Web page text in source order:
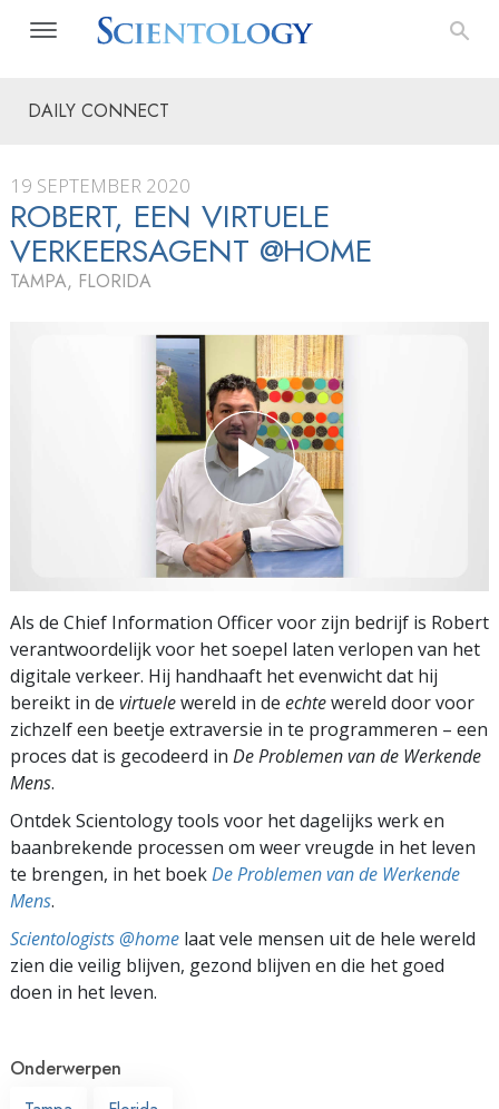
DAILY CONNECT
19 SEPTEMBER 2020
ROBERT, EEN VIRTUELE
VERKEERSAGENT @HOME
TAMPA, FLORIDA
Als de Chief Information Officer voor zijn bedrijf is Robert
verantwoordelijk voor het soepel laten verlopen van het
digitale verkeer. Hij handhaaft het evenwicht dat hij
bereikt in de virtuelewereld in de echtewereld door voor
zichzelf een beetje extraversie in te programmeren – een
proces dat is gecodeerd in De Problemen van de Werkende
Mens.
Ontdek Scientology tools voor het dagelijks werk en
baanbrekende processen om weer vreugde in het leven
te brengen, in het boekDe Problemen van de Werkende
Mens.
Scientologists @home laat vele mensen uit de hele wereld
zien die veilig blijven, gezond blijven en die het goed
doen in het leven.
Onderwerpen